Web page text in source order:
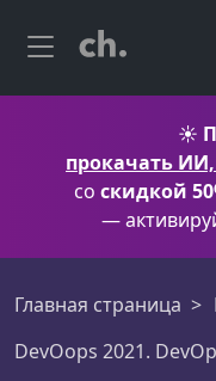
☀️
прокачать ИИ,
со скидкой
—
Главная страница
DevOops 2021.